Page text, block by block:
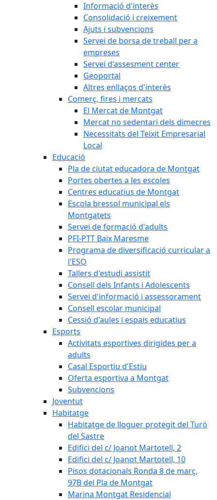
Informació d'interès
Consolidació i creixement
Ajuts i subvencions
Servei de borsa de treball per a
empreses
Servei d'assesment center
Geoportal
Altres enllaços d'interès
Comerç, fires i mercats
El Mercat de Montgat
Mercat no sedentari dels dimecres
Necessitats del Teixit Empresarial
Local
Educació
Pla de ciutat educadora de Montgat
Portes obertes a les escoles
Centres educatius de Montgat
Escola bressol municipal els
Montgatets
Servei de formació d'adults
PFI-PTT Baix Maresme
Programa de diversificació curricular a
l'ESO
Tallers d'estudi assistit
Consell dels Infants i Adolescents
Servei d'informació i assessorament
Consell escolar municipal
Cessió d'aules i espais educatius
Esports
Activitats esportives dirigides per a
adults
Casal Esportiu d'Estiu
Oferta esportiva a Montgat
Subvencions
Joventut
Habitatge
Habitatge de lloguer protegit del Turó
del Sastre
Edifici del c/ Joanot Martotell, 2
Edifici del c/ Joanot Martotell, 10
Pisos dotacionals Ronda 8 de març,
97B del Pla de Montgat
Marina Montgat Residencial